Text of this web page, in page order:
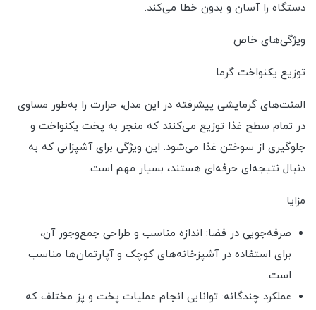
دستگاه را آسان و بدون خطا می‌کند.
ویژگی‌های خاص
توزیع یکنواخت گرما
المنت‌های گرمایشی پیشرفته در این مدل، حرارت را به‌طور مساوی
در تمام سطح غذا توزیع می‌کنند که منجر به پخت یکنواخت و
جلوگیری از سوختن غذا می‌شود. این ویژگی برای آشپزانی که به
دنبال نتیجه‌ای حرفه‌ای هستند، بسیار مهم است.
مزایا
صرفه‌جویی در فضا: اندازه مناسب و طراحی جمع‌وجور آن،
برای استفاده در آشپزخانه‌های کوچک و آپارتمان‌ها مناسب
است.
عملکرد چندگانه: توانایی انجام عملیات پخت و پز مختلف که